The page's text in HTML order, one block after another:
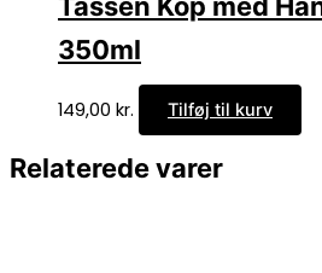
350ml
149,00 kr. Tilføj til kurv
Relaterede varer